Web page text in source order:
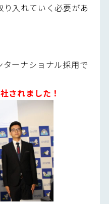
入れていく必要があ
ーナショナル採用で
されました！